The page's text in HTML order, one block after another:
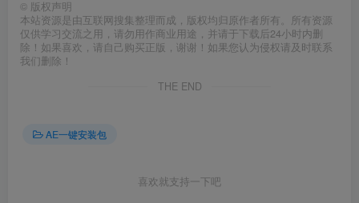
© 版权声明
本站资源是由互联网搜集整理而成，版权均归原作者所有。所有资源
仅供学习交流之用，请勿用作商业用途，并请于下载后24小时内删
除！如果喜欢，请自己购买正版，谢谢！如果您认为侵权请及时联系
我们删除！
THE END
AE一键安装包
喜欢就支持一下吧